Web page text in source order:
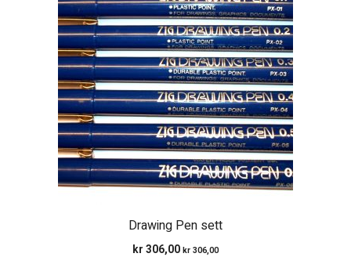
Drawing Pen sett
kr 306,00 kr 306,00